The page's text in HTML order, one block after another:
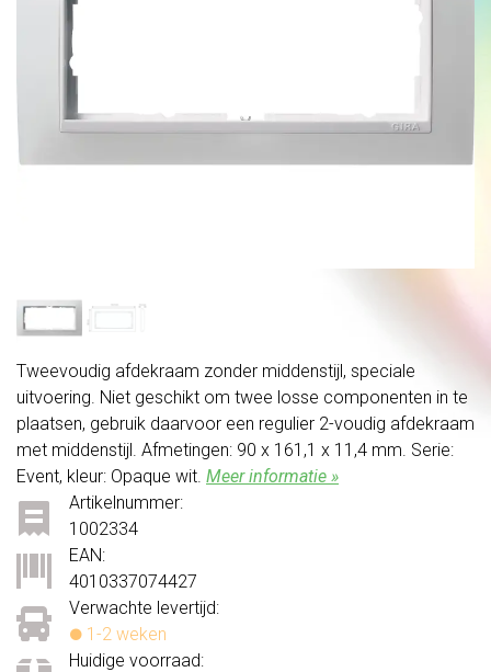
Tweevoudig afdekraam zonder middenstijl, speciale
uitvoering. Niet geschikt om twee losse componenten in te
plaatsen, gebruik daarvoor een regulier 2-voudig afdekraam
met middenstijl. Afmetingen: 90 x 161,1 x 11,4 mm. Serie:
Event, kleur: Opaque wit. Meer informatie »
Verwachte levertijd:
1-2 weken
Huidige voorraad:
Artikelnummer:
1002334
EAN:
4010337074427